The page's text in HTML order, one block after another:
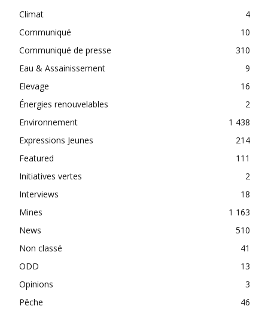
Climat
4
Communiqué
10
Communiqué de presse
310
Eau & Assainissement
9
Elevage
16
Énergies renouvelables
2
Environnement
1 438
Expressions Jeunes
214
Featured
111
Initiatives vertes
2
Interviews
18
Mines
1 163
News
510
Non classé
41
ODD
13
Opinions
3
Pêche
46